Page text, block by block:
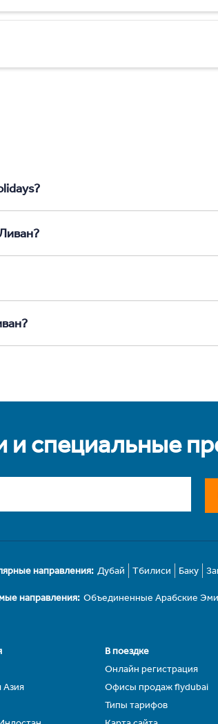
и специальные
направления: Дубай Тбилиси Баку
направления: Объединенные Арабские
Азия
В поездке
Онлайн регистрация
Офисы продаж flydubai
Типы тарифов